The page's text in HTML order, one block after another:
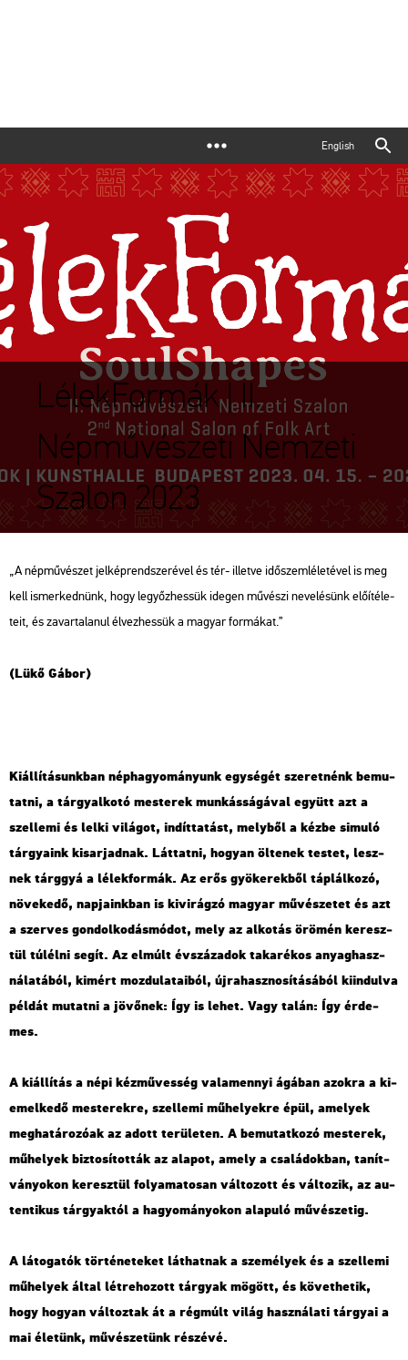
English
LélekFormák | II.
Népművészeti Nemzeti
Szalon 2023
„A nép­mű­vé­szet jel­kép­rend­sze­ré­vel és tér- il­let­ve idő­szem­lé­le­té­vel is meg
kell is­mer­ked­nünk, hogy le­győz­hes­sük ide­gen mű­vé­szi ne­ve­lé­sünk elő­íté­le­
te­it, és za­var­ta­la­nul él­vez­hes­sük a ma­gyar for­má­kat.”
(Lükő Gábor)
Ki­ál­lí­tá­sunk­ban nép­ha­gyo­má­nyunk egy­sé­gét sze­ret­nénk be­mu­
tat­ni, a tárgy­al­ko­tó mes­te­rek mun­kás­sá­gá­val együtt azt a
szel­le­mi és lelki vi­lá­got, in­dít­ta­tást, mely­ből a kézbe si­mu­ló
tár­gya­ink ki­sar­jad­nak. Lát­tat­ni, ho­gyan öl­te­nek tes­tet, lesz­
nek tárggyá a lé­lek­for­mák. Az erős gyö­ke­rek­ből táp­lál­ko­zó,
nö­ve­ke­dő, nap­ja­ink­ban is ki­vi­rág­zó ma­gyar mű­vé­sze­tet és azt
a szer­ves gon­dol­ko­dás­mó­dot, mely az al­ko­tás örö­mén ke­resz­
tül túl­él­ni segít. Az el­múlt év­szá­za­dok ta­ka­ré­kos anyag­hasz­
ná­la­tá­ból, ki­mért moz­du­la­ta­i­ból, új­ra­hasz­no­sí­tá­sá­ból ki­in­dul­va
pél­dát mu­tat­ni a jö­vő­nek: Így is lehet. Vagy talán: Így ér­de­
mes.
A ki­ál­lí­tás a népi kéz­mű­ves­ség va­la­mennyi ágá­ban azok­ra a ki­
emel­ke­dő mes­te­rek­re, szel­le­mi mű­he­lyek­re épül, ame­lyek
meg­ha­tá­ro­zó­ak az adott te­rü­le­ten. A be­mu­tat­ko­zó mes­te­rek,
mű­he­lyek biz­to­sí­tot­ták az ala­pot, amely a csa­lá­dok­ban, ta­nít­
vá­nyo­kon ke­resz­tül fo­lya­ma­to­san vál­to­zott és vál­to­zik, az au­
ten­ti­kus tár­gyak­tól a ha­gyo­má­nyo­kon ala­pu­ló mű­vé­sze­tig.
A lá­to­ga­tók tör­té­ne­te­ket lát­hat­nak a sze­mé­lyek és a szel­le­mi
mű­he­lyek által lét­re­ho­zott tár­gyak mö­gött, és kö­vet­he­tik,
hogy ho­gyan vál­toz­tak át a rég­múlt világ hasz­ná­la­ti tár­gyai a
mai éle­tünk, mű­vé­sze­tünk ré­szé­vé.